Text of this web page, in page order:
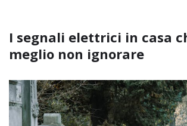
I segnali elettrici in casa
meglio non ignorare